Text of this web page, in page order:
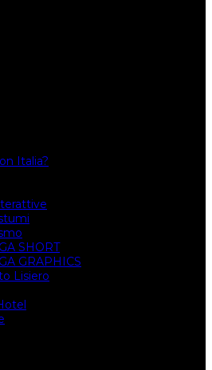
Italia?
SHORT
GRAPHICS
Lisiero